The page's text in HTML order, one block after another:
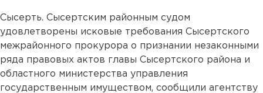
Сысерть. Сысертским районным судом
удовлетворены исковые требования Сысертского
межрайонного прокурора о признании незаконными
ряда правовых актов главы Сысертского района и
областного министерства управления
государственным имуществом, сообщили агентству